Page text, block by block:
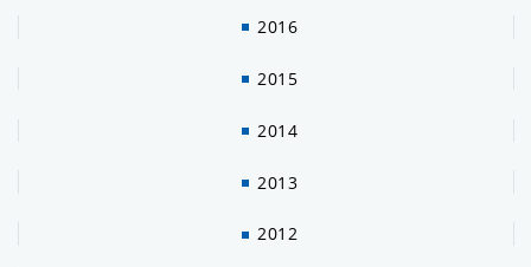
2016
2015
2014
2013
2012